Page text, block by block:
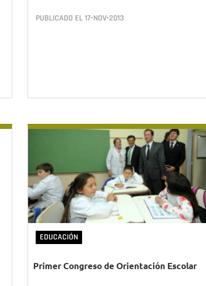
PUBLICADO EL17•NOV•2013
EDUCACIÓN
Primer Congreso de Orientación Escolar